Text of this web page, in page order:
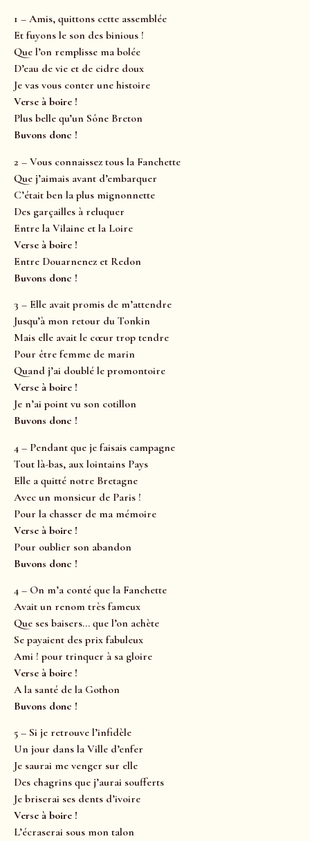
1 – Amis, quittons cette assemblée
Et fuyons le son des binious !
Que l’on remplisse ma bolée
D’eau de vie et de cidre doux
Je vas vous conter une histoire
Verse à boire !
Plus belle qu’un Sône Breton
Buvons donc !
2 – Vous connaissez tous la Fanchette
Que j’aimais avant d’embarquer
C’était ben la plus mignonnette
Des garçailles à reluquer
Entre la Vilaine et la Loire
Verse à boire !
Entre Douarnenez et Redon
Buvons donc !
3 – Elle avait promis de m’attendre
Jusqu’à mon retour du Tonkin
Mais elle avait le cœur trop tendre
Pour être femme de marin
Quand j’ai doublé le promontoire
Verse à boire !
Je n’ai point vu son cotillon
Buvons donc !
4 – Pendant que je faisais campagne
Tout là-bas, aux lointains Pays
Elle a quitté notre Bretagne
Avec un monsieur de Paris !
Pour la chasser de ma mémoire
Verse à boire !
Pour oublier son abandon
Buvons donc !
4 – On m’a conté que la Fanchette
Avait un renom très fameux
Que ses baisers… que l’on achète
Se payaient des prix fabuleux
Ami ! pour trinquer à sa gloire
Verse à boire !
A la santé de la Gothon
Buvons donc !
5 – Si je retrouve l’infidèle
Un jour dans la Ville d’enfer
Je saurai me venger sur elle
Des chagrins que j’aurai soufferts
Je briserai ses dents d’ivoire
Verse à boire !
L’écraserai sous mon talon